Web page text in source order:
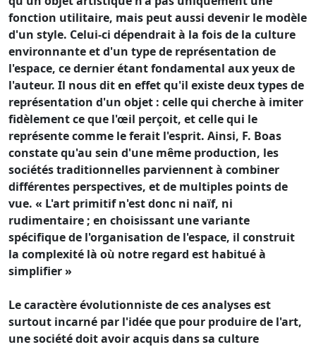
fonction utilitaire, mais peut aussi devenir le modèle
d'un style. Celui-ci dépendrait à la fois de la culture
environnante et d'un type de représentation de
l'espace, ce dernier étant fondamental aux yeux de
l'auteur. Il nous dit en effet qu'il existe deux types de
représentation d'un objet : celle qui cherche à imiter
fidèlement ce que l'œil perçoit, et celle qui le
représente comme le ferait l'esprit. Ainsi, F. Boas
constate qu'au sein d'une même production, les
sociétés traditionnelles parviennent à combiner
différentes perspectives, et de multiples points de
vue. « L'art primitif n'est donc ni naïf, ni
rudimentaire ; en choisissant une variante
spécifique de l'organisation de l'espace, il construit
la complexité là où notre regard est habitué à
simplifier »
Le caractère évolutionniste de ces analyses est
surtout incarné par l'idée que pour produire de l'art,
une société doit avoir acquis dans sa culture